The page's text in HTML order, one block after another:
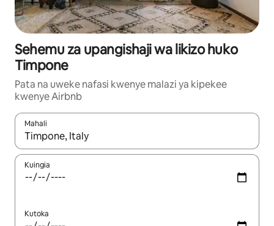
Sehemu za upangishaji wa likizo huko
Timpone
Pata na uweke nafasi kwenye malazi ya kipekee
kwenye Airbnb
Mahali
Wakati matokeo yanapatikana, vinjari kwa kutumia vitufe vya
Kuingia
Kutoka